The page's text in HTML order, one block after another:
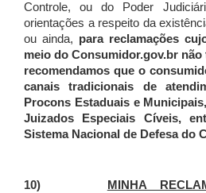
Controle, ou do Poder
orientações a respeito da
ou ainda, para reclamações
meio do Consumidor.gov.br
recomendamos que o
canais tradicionais de
Procons Estaduais e
Juizados Especiais Cíveis,
Sistema Nacional de Defesa do
10)
MINHA